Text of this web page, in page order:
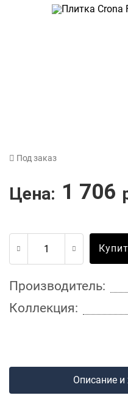
Под заказ
Цена: 1 706
Производитель:
Коллекция:
Описание и